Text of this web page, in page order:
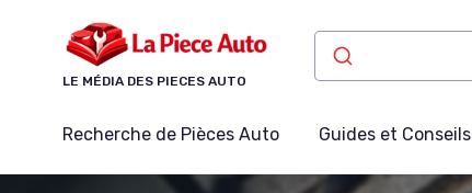
LE MÉDIA DES PIECES AUTO
Recherche de Pièces Auto Guides et Conseils